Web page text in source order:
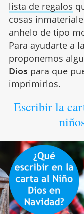
lista de regalos
cosas
anhelo de tipo
Para ayudarte a
proponemos
Dios para que
imprimirlos.
Escribir la